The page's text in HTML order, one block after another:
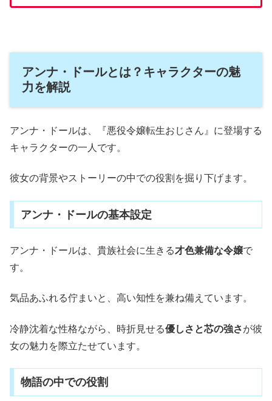
アンナ・ドールとは？キャラクターの魅
力を解説
アンナ・ドールは、『悪役令嬢転生おじさん』に登場する
キャラクターの一人です。
彼女の背景やストーリーの中での役割を掘り下げます。
アンナ・ドールの基本設定
アンナ・ドールは、貴族社会に生きる才色兼備な令嬢で
す。
気品あふれる佇まいと、高い知性を兼ね備えています。
冷静沈着な性格ながら、時折見せる優しさと芯の強さが彼
女の魅力を際立たせています。
物語の中での役割